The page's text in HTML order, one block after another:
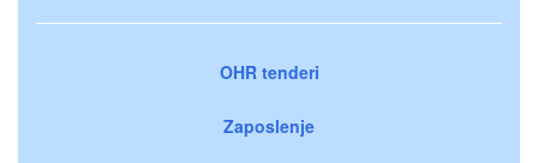
OHR tenderi
Zaposlenje